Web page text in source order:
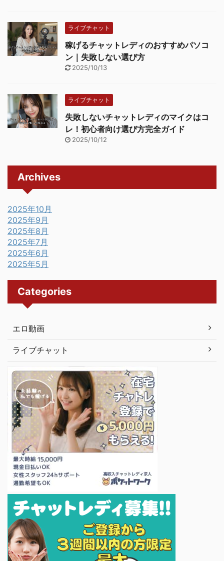
ライブチャット
稼げるチャットレディのおすすめパソコ
ン｜失敗しない選び方
2025/10/13
ライブチャット
失敗しないチャットレディのマイクはコ
レ！初心者向け選び方完全ガイド
2025/10/12
Archives
2025年10月
2025年9月
2025年8月
2025年7月
2025年6月
2025年5月
Categories
エロ動画
ライブチャット